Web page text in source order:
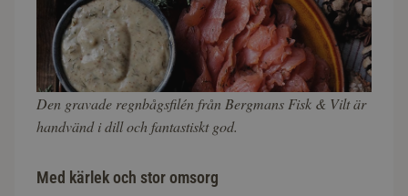
Den gravade regnbågsfilén från Bergmans Fisk & Vilt är
handvänd i dill och fantastiskt god.
Med kärlek och stor omsorg